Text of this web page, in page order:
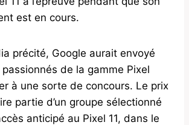
est en cours.
précité, Google aurait envoyé
de la gamme Pixel
à une sorte de concours. Le prix
partie d’un groupe sélectionné
anticipé au Pixel 11, dans le